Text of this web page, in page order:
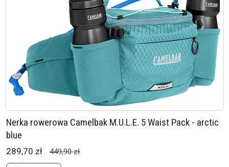
Nerka rowerowa Camelbak M.U.L.E. 5 Waist Pack - arctic
blue
289,70 zł 449,90 zł